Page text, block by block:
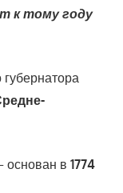
к тому году
основан в 1774